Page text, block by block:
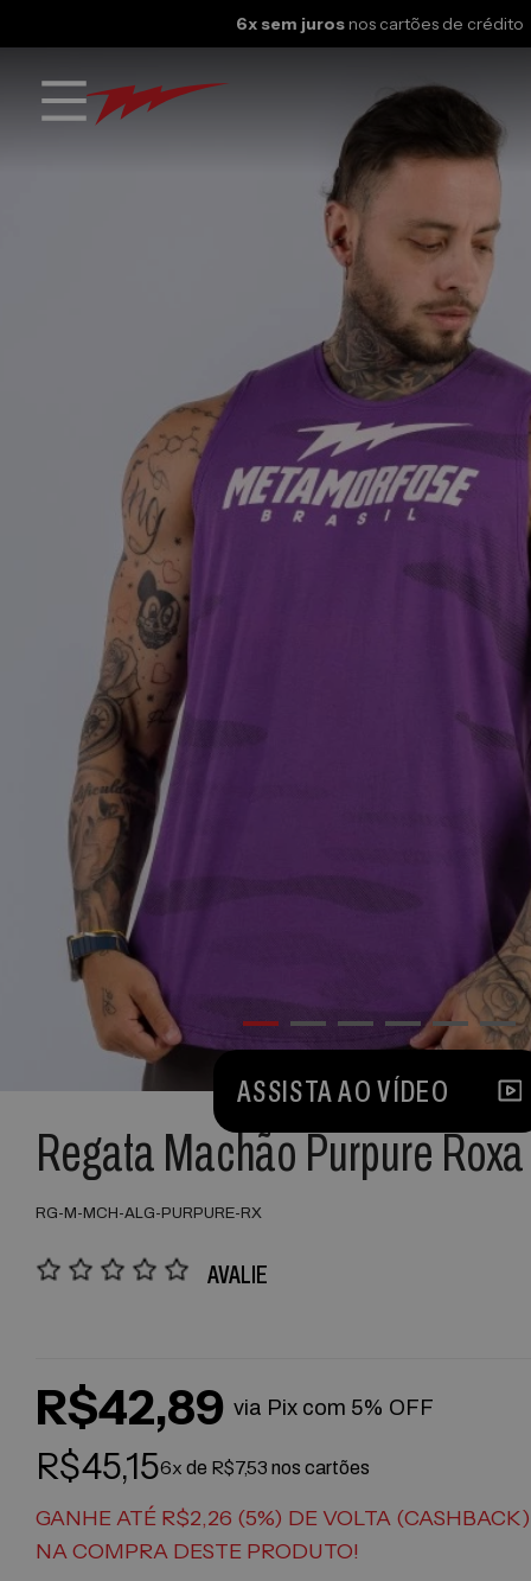
6x sem jurosnos cartões de crédito
ASSISTA AO VÍDEO
Regata Machão Purpure Roxa
RG-M-MCH-ALG-PURPURE-RX
AVALIE
R$42,89 via Pix com 5% OFF
R$45,156x de R$7,53 nos cartões
GANHE ATÉ R$2,26 (5%) DE VOLTA (CASHBACK)
NA COMPRA DESTE PRODUTO!